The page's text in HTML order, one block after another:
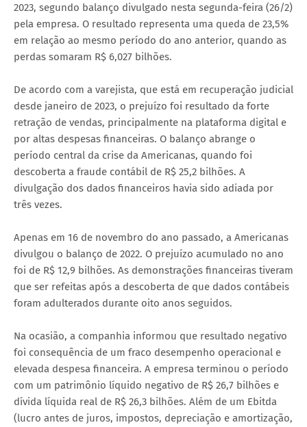
2023, segundo balanço divulgado nesta segunda-feira (26/2)
pela empresa. O resultado representa uma queda de 23,5%
em relação ao mesmo período do ano anterior, quando as
perdas somaram R$ 6,027 bilhões.
De acordo com a varejista, que está em recuperação judicial
desde janeiro de 2023, o prejuízo foi resultado da forte
retração de vendas, principalmente na plataforma digital e
por altas despesas financeiras. O balanço abrange o
período central da crise da Americanas, quando foi
descoberta a fraude contábil de R$ 25,2 bilhões. A
divulgação dos dados financeiros havia sido adiada por
três vezes.
Apenas em 16 de novembro do ano passado, a Americanas
divulgou o balanço de 2022. O prejuízo acumulado no ano
foi de R$ 12,9 bilhões. As demonstrações financeiras tiveram
que ser refeitas após a descoberta de que dados contábeis
foram adulterados durante oito anos seguidos.
Na ocasião, a companhia informou que resultado negativo
foi consequência de um fraco desempenho operacional e
elevada despesa financeira. A empresa terminou o período
com um patrimônio líquido negativo de R$ 26,7 bilhões e
dívida líquida real de R$ 26,3 bilhões. Além de um Ebitda
(lucro antes de juros, impostos, depreciação e amortização,